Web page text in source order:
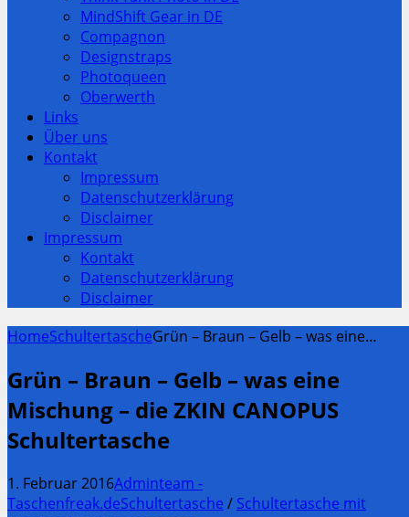
MindShift Gear in DE
Compagnon
Designstraps
Photoqueen
Oberwerth
Links
Über uns
Kontakt
Impressum
Datenschutzerklärung
Disclaimer
Impressum
Kontakt
Datenschutzerklärung
Disclaimer
HomeSchultertascheGrün – Braun – Gelb – was eine…
Grün – Braun – Gelb – was eine
Mischung – die ZKIN CANOPUS
Schultertasche
1. Februar 2016Adminteam -
Taschenfreak.deSchultertasche / Schultertasche mit